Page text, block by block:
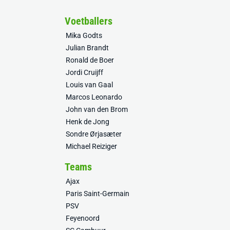
Voetballers
Mika Godts
Julian Brandt
Ronald de Boer
Jordi Cruijff
Louis van Gaal
Marcos Leonardo
John van den Brom
Henk de Jong
Sondre Ørjasæter
Michael Reiziger
Teams
Ajax
Paris Saint-Germain
PSV
Feyenoord